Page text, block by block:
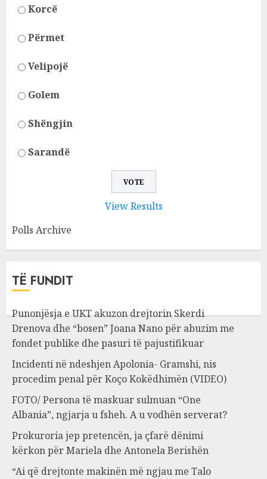
Korcë
Përmet
Velipojë
Golem
Shëngjin
Sarandë
View Results
Polls Archive
TË FUNDIT
Punonjësja e UKT akuzon drejtorin Skerdi
Drenova dhe “bosen” Joana Nano për abuzim me
fondet publike dhe pasuri të pajustifikuar
Incidenti në ndeshjen Apolonia- Gramshi, nis
procedim penal për Koço Kokëdhimën (VIDEO)
FOTO/ Persona të maskuar sulmuan “One
Albania”, ngjarja u fsheh. A u vodhën serverat?
Prokuroria jep pretencën, ja çfarë dënimi
kërkon për Mariela dhe Antonela Berishën
“Ai që drejtonte makinën më ngjau me Talo